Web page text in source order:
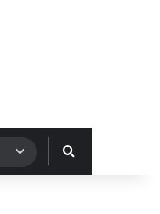
Hledat